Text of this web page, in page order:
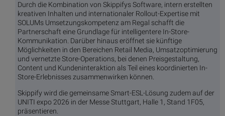
Durch die Kombination von Skippifys Software, intern erstellten
kreativen Inhalten und internationaler Rollout-Expertise mit
SOLUMs Umsetzungskompetenz am Regal schafft die
Partnerschaft eine Grundlage für intelligentere In-Store-
Kommunikation. Darüber hinaus eröffnet sie künftige
Möglichkeiten in den Bereichen Retail Media, Umsatzoptimierung
und vernetzte Store-Operations, bei denen Preisgestaltung,
Content und Kundeninteraktion als Teil eines koordinierten In-
Store-Erlebnisses zusammenwirken können.
Skippify wird die gemeinsame Smart-ESL-Lösung zudem auf der
UNITI expo 2026 in der Messe Stuttgart, Halle 1, Stand 1F05,
präsentieren.